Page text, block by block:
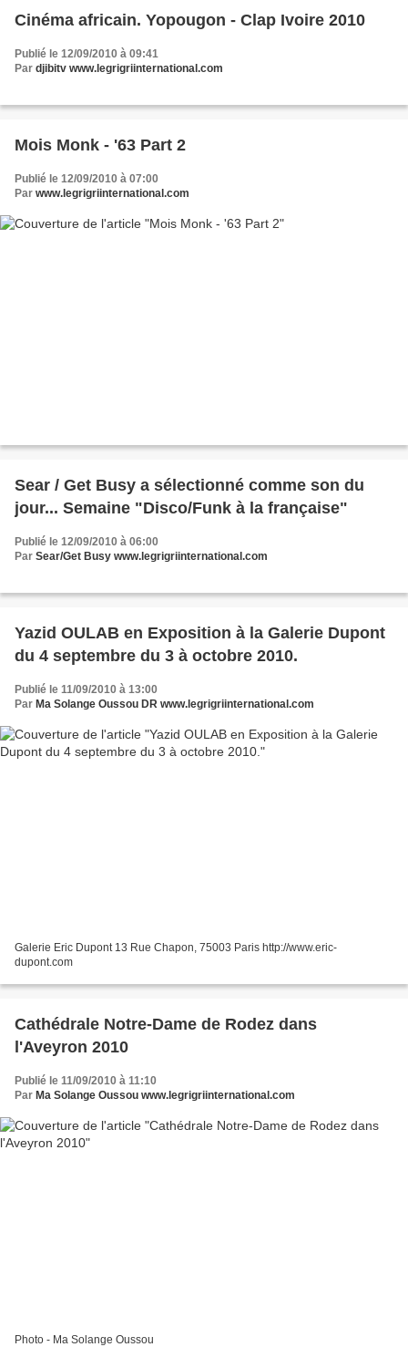
Cinéma africain. Yopougon - Clap Ivoire 2010
Publié le 12/09/2010 à 09:41
Par djibitv www.legrigriinternational.com
Mois Monk - '63 Part 2
Publié le 12/09/2010 à 07:00
Par www.legrigriinternational.com
Sear / Get Busy a sélectionné comme son du
jour... Semaine "Disco/Funk à la française"
Publié le 12/09/2010 à 06:00
Par Sear/Get Busy www.legrigriinternational.com
Yazid OULAB en Exposition à la Galerie Dupont
du 4 septembre du 3 à octobre 2010.
Publié le 11/09/2010 à 13:00
Par Ma Solange Oussou DR www.legrigriinternational.com
Galerie Eric Dupont 13 Rue Chapon, 75003 Paris http://www.eric-
dupont.com
Cathédrale Notre-Dame de Rodez dans
l'Aveyron 2010
Publié le 11/09/2010 à 11:10
Par Ma Solange Oussou www.legrigriinternational.com
Photo - Ma Solange Oussou